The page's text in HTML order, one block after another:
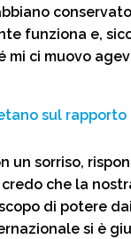
funziona e,
ci muovo
sul
un sorriso,
credo che la
di potere
si è